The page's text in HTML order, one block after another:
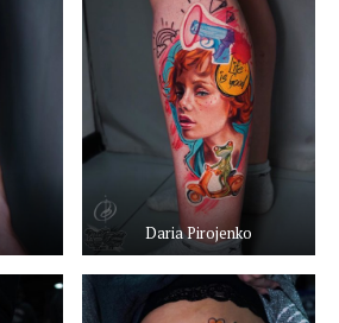
Daria Pirojenko